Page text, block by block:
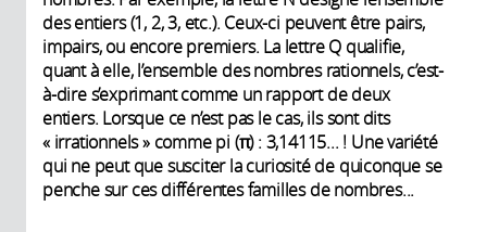
des entiers (1, 2, 3, etc.). Ceux-ci peuvent être pairs,
impairs, ou encore premiers. La lettre Q qualifie,
quant à elle, l’ensemble des nombres rationnels, c’est-
à-dire s’exprimant comme un rapport de deux
entiers. Lorsque ce n’est pas le cas, ils sont dits
« irrationnels » comme pi (π) : 3,14115... ! Une variété
qui ne peut que susciter la curiosité de quiconque se
penche sur ces différentes familles de nombres...